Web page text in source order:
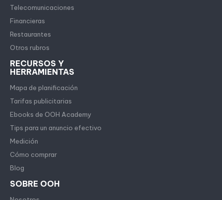
Telecomunicaciones
Financieras
Restaurantes
Otros rubros
RECURSOS Y
HERRAMIENTAS
Mapa de planificación
Tarifas publicitarias
Ebooks de OOH Academy
Tips para un anuncio efectivo
Medición
Cómo comprar
Blog
SOBRE OOH